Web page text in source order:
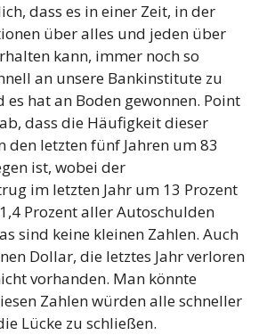
dass es in einer Zeit, in der
über alles und jeden über
kann, immer noch so
an unsere Bankinstitute zu
es hat an Boden gewonnen. Point
dass die Häufigkeit dieser
den letzten fünf Jahren um 83
ist, wobei der
im letzten Jahr um 13 Prozent
Prozent aller Autoschulden
sind keine kleinen Zahlen. Auch
Dollar, die letztes Jahr verloren
vorhanden. Man könnte
Zahlen würden alle schneller
Lücke zu schließen.